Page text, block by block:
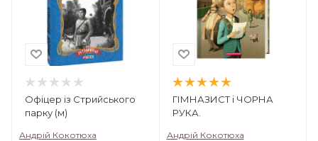
Офіцер із Стрийського
парку (м)
Андрій Кокотюха
ГІМНАЗИСТ і ЧОРНА
РУКА.
Андрій Кокотюха